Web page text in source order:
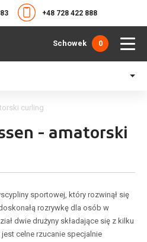
+48 728 422 888
Schowek 0
curling
- amatorski
sportowej, który rozwinął się
rozrywkę dla osób w
dwie drużyny składające się z kilku
celne rzucanie specjalnie